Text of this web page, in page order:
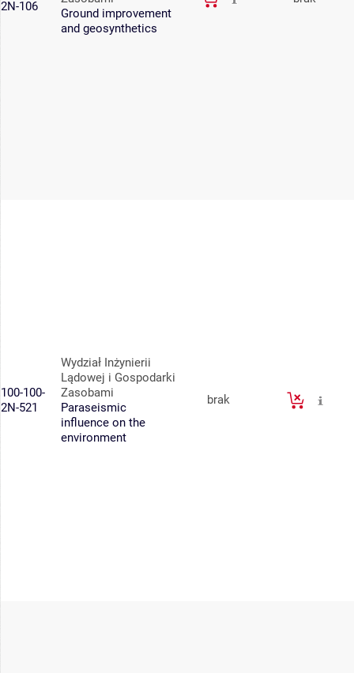
2N-106
Ground improvement
and geosynthetics
100-100-
2N-521
Wydział Inżynierii
Lądowej i Gospodarki
Zasobami
Paraseismic
influence on the
environment
brak